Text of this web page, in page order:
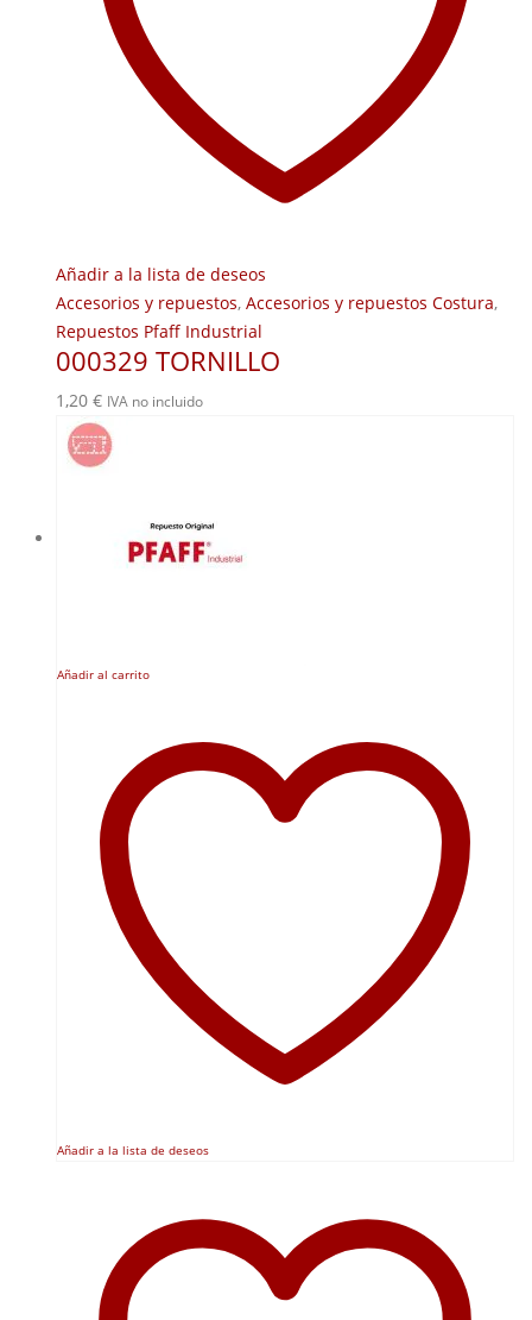
Añadir a la lista de deseos
Accesorios y repuestos, Accesorios y repuestos Costura,
Repuestos Pfaff Industrial
000329 TORNILLO
1,20 € IVA no incluido
Añadir al carrito
Añadir a la lista de deseos